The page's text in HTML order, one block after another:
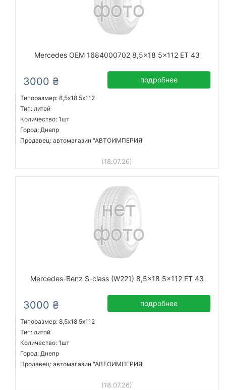
Mercedes OEM 1684000702 8,5x18 5x112 ET 43
3000 ₴ подробнее
Типоразмер: 8,5x18 5х112
Тип: литой
Количество: 1шт
Город: Днепр
Продавец: автомагазин "АВТОИМПЕРИЯ"
(18.07.26)
Mercedes-Benz S-class (W221) 8,5x18 5x112 ET 43
3000 ₴ подробнее
Типоразмер: 8,5x18 5х112
Тип: литой
Количество: 1шт
Город: Днепр
Продавец: автомагазин "АВТОИМПЕРИЯ"
(18.07.26)